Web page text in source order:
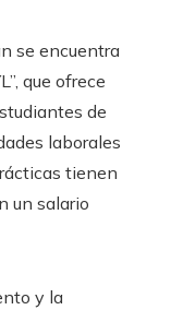
se encuentra
que ofrece
de
laborales
tienen
un salario
y la